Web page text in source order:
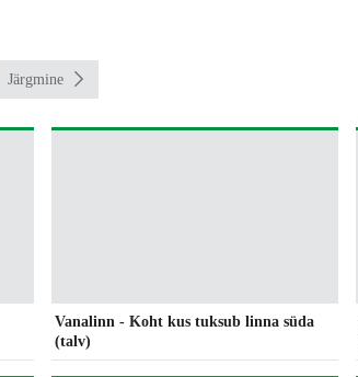
Järgmine
Vanalinn - Koht kus tuksub linna süda
(talv)